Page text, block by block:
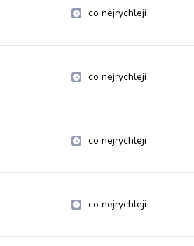
co nejrychleji
co nejrychleji
co nejrychleji
co nejrychleji